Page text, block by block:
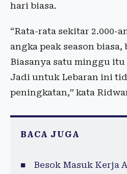
hari biasa.
“Rata-rata sekitar 2.000-
angka peak season biasa,
Biasanya satu minggu itu
Jadi untuk Lebaran ini
peningkatan,” kata
BACA JUGA
Besok Masuk Kerja